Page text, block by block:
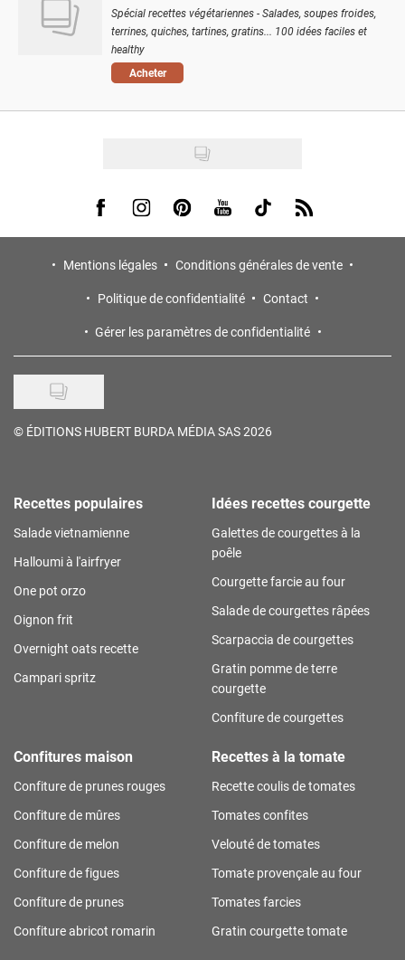
Spécial recettes végétariennes - Salades, soupes froides,
terrines, quiches, tartines, gratins... 100 idées faciles et
healthy
Acheter
Visit us on Facebook
Visit us on Instagram
Visit us on Pinterest
Visit us on Youtube
Visit us on Tiktok
Visit us on Rss
Mentions légales
Conditions générales de vente
Politique de confidentialité
Contact
Gérer les paramètres de confidentialité
© ÉDITIONS HUBERT BURDA MÉDIA SAS 2026
Recettes populaires
Salade vietnamienne
Halloumi à l'airfryer
One pot orzo
Oignon frit
Overnight oats recette
Campari spritz
Idées recettes courgette
Galettes de courgettes à la
poêle
Courgette farcie au four
Salade de courgettes râpées
Scarpaccia de courgettes
Gratin pomme de terre
courgette
Confiture de courgettes
Confitures maison
Confiture de prunes rouges
Confiture de mûres
Confiture de melon
Confiture de figues
Confiture de prunes
Confiture abricot romarin
Recettes à la tomate
Recette coulis de tomates
Tomates confites
Velouté de tomates
Tomate provençale au four
Tomates farcies
Gratin courgette tomate